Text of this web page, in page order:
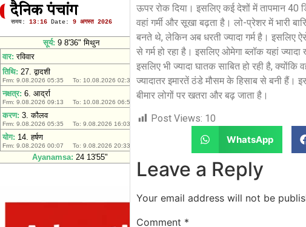
दैनिक पंचांग
ऊपर रोक दिया। इसलिए कई देशों में तापमान 40
वहां गर्मी और सूखा बढ़ता है। लो-प्रेशर में भारी
बनते थे, लेकिन अब धरती ज्यादा गर्म है। इसलिए
से गर्म हो रहा है। इसलिए ओमेगा ब्लॉक यहां
इसलिए भी ज्यादा घातक साबित हो रही है,
ज्यादातर इमारतें ठंडे मौसम के हिसाब से बनी हैं।
बीमार लोगों पर खतरा और बढ़ जाता है।
Post Views: 10
WhatsApp
Leave a Reply
Your email address will not be
Comment *